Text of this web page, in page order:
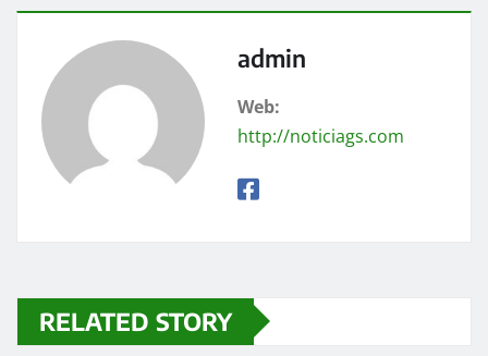
admin
Web:
http://noticiags.com
RELATED STORY